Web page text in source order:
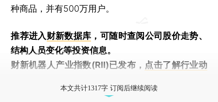
种商品，并有500万用户。
推荐进入财新数据库 ，可随时查阅公司股价走势、
结构人员变化等投资信息。
财新机器人产业指数(RII)已发布， 点击了解行业动
本文共计1317字 订阅后继续阅读